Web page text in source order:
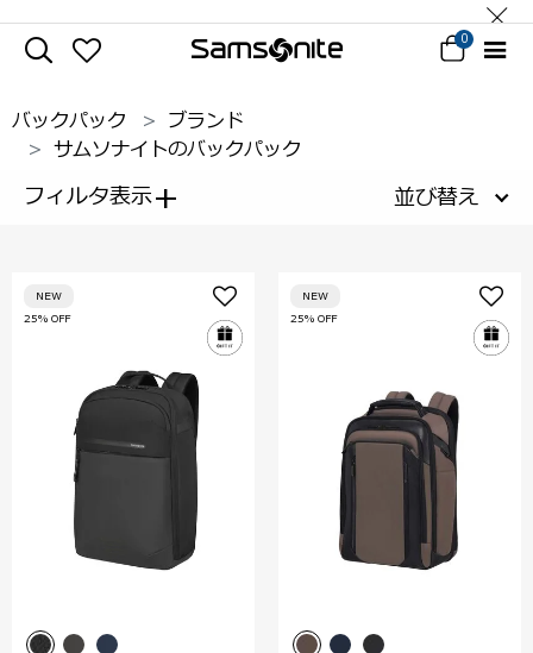
0
バックパック
ブランド
サムソナイトのバックパック
フィルタ表示+ 並び替え
25% OFF
NEW
25% OFF
NEW